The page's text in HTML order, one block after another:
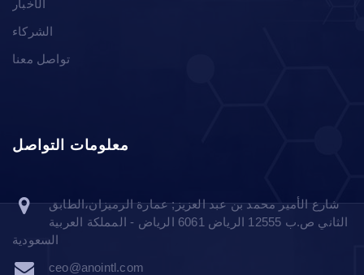
الأخبار
الشركاء
تواصل معنا
معلومات التواصل
شارع الأمير محمد بن عبد العزيز; عمارة الرميزان،الطابق
الثاني ص.ب 12555 الرياض 6061 الرياض - المملكة العربية
السعودية
ceo@anointl.com